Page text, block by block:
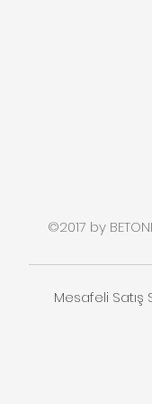
©2017 by
Mesafeli Satış